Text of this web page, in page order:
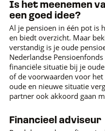
Is het meenemen
een goed idee?
Al je pensioen in één pot is
en biedt overzicht. Maar
verstandig is je oude
Nederlandse
financiële situatie bij je
of de voorwaarden voor
oude en nieuwe situatie
partner ook akkoord gaan
Financieel adviseur